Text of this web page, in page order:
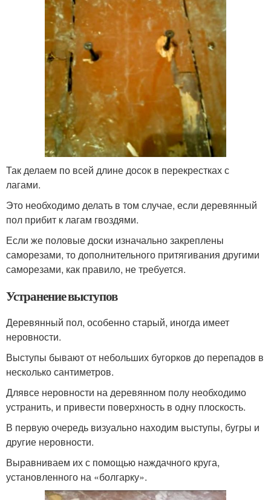
Так делаем по всей длине досок в перекрестках с
лагами.
Это необходимо делать в том случае, если деревянный
пол прибит к лагам гвоздями.
Если же половые доски изначально закреплены
саморезами, то дополнительного притягивания другими
саморезами, как правило, не требуется.
Устранение выступов
Деревянный пол, особенно старый, иногда имеет
неровности.
Выступы бывают от небольших бугорков до перепадов в
несколько сантиметров.
Длявсе неровности на деревянном полу необходимо
устранить, и привести поверхность в одну плоскость.
В первую очередь визуально находим выступы, бугры и
другие неровности.
Выравниваем их с помощью наждачного круга,
установленного на «болгарку».